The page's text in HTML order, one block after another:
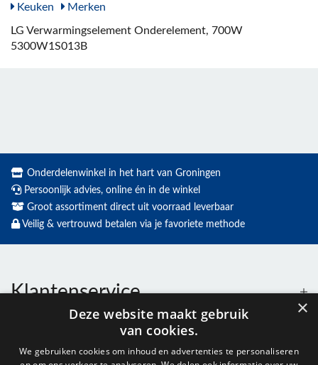
Keuken
Merken
LG Verwarmingselement Onderelement, 700W
5300W1S013B
Onderdelenwinkel in het hart van Groningen
Persoonlijk advies, online én in de winkel
Groot assortiment direct uit voorraad leverbaar
Veilig & vertrouwd betalen via je favoriete methode
Klantenservice
×
Deze website maakt gebruik
van cookies.
We gebruiken cookies om inhoud en advertenties te personaliseren